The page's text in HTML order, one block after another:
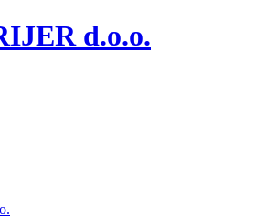
d.o.o.